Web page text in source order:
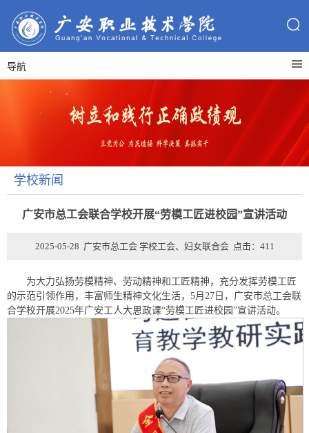
导航
学校新闻
广安市总工会联合学校开展“劳模工匠进校园”宣讲活动
2025-05-28 广安市总工会 学校工会、妇女联合会 点击： 411
为大力弘扬劳模精神、劳动精神和工匠精神，充分发挥劳模工匠
的示范引领作用，丰富师生精神文化生活，5月27日，广安市总工会联
合学校开展2025年广安工人大思政课“劳模工匠进校园”宣讲活动。